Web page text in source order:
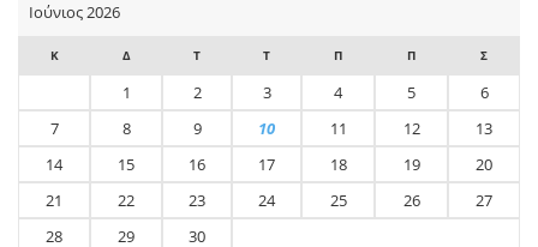
Ιούνιος 2026
Κ Δ Τ Τ Π Π Σ
1 2 3 4 5
6
7
8 9 10 11 12
13
14
15 16 17 18 19
20
21
22 23 24 25 26
27
28
29 30